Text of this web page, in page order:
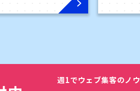
週1でウェブ集客のノ